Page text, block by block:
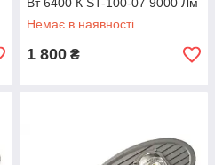
IP65
Немає в наявності
1 800 ₴